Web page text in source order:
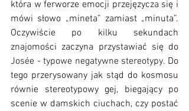
która w ferworze emocji przejęzycza się i
mówi słowo „mineta” zamiast „minuta”.
Oczywiście po kilku sekundach
Josée - typowe negatywne stereotypy. Do
tego przerysowany jak stąd do kosmosu
równie stereotypowy gej, biegający po
scenie w damskich ciuchach, czy postać